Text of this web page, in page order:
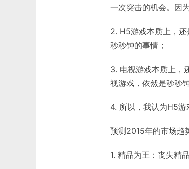
一次突击的机会。因
2. H5游戏本质上，还
秒秒钟的事情；
3. 电视游戏本质上，
视游戏，依然是秒秒
4. 所以，我认为H5游
预测2015年的市场趋
1. 精品为王：丧失精